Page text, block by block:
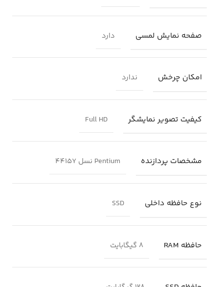
صفحه نمایش لمسی دارد
امکان چرخش ندارد
کیفیت تصویر نمایشگر Full HD
مشخصات پردازنده Pentium نسل 4415Y
نوع حافظه داخلی SSD
حافظه RAM 8 گیگابایت